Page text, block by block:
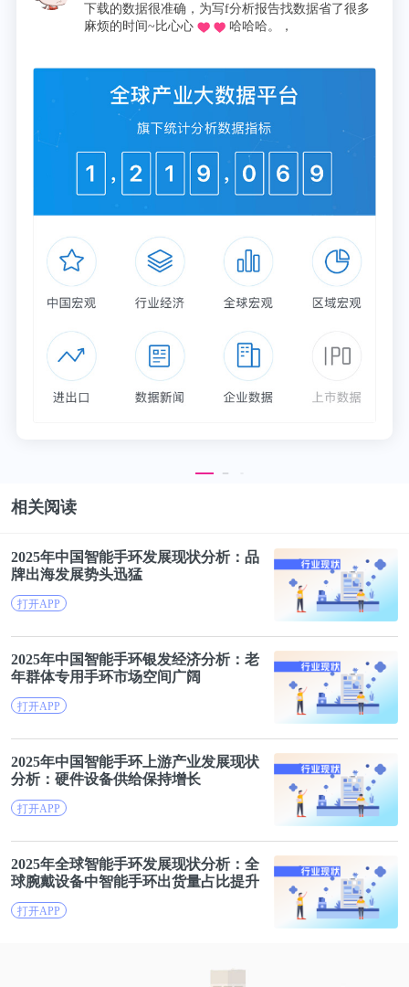
下载的数据很准确，为写f分析报告找数据省了很多
麻烦的时间~比心心
哈哈哈。，
相关阅读
2025年中国智能手环发展现状分析：品
牌出海发展势头迅猛
打开APP
2025年中国智能手环银发经济分析：老
年群体专用手环市场空间广阔
打开APP
2025年中国智能手环 上游产业发展现状
分析：硬件设备供给保持增长
打开APP
2025年全球智能手环发展现状分析：全
球腕戴设备中智能手环出货量占比提升
打开APP